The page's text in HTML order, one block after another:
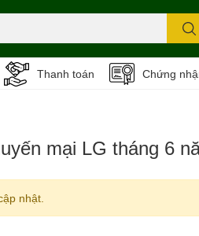
Thanh toán Chứng
mại LG tháng 6
nhật.